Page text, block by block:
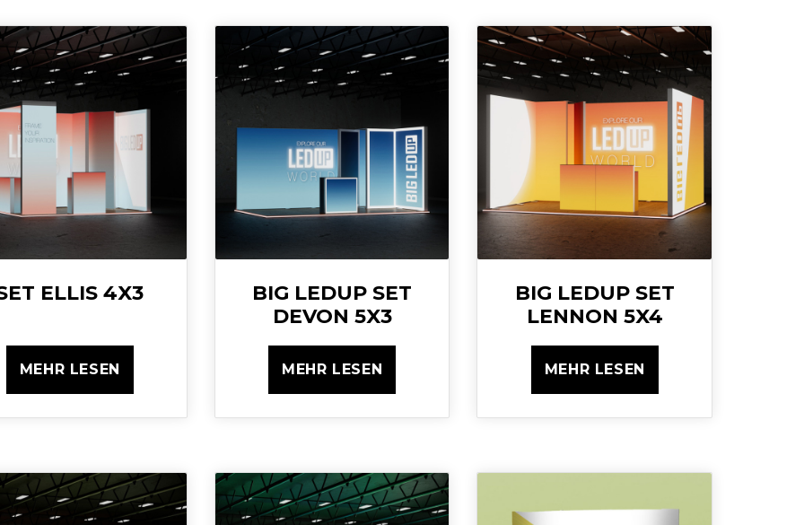
ELLIS 4X3
MEHR LESEN
BIG LEDUP SET
DEVON 5X3
MEHR LESEN
BIG LEDUP SET
LENNON 5X4
MEHR LESEN